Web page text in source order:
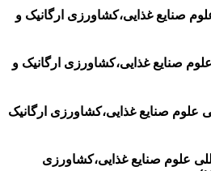
صنایع غذایی،کشاورزی ارگانیک و
صنایع غذایی،کشاورزی ارگانیک و
علوم صنایع غذایی،کشاورزی ارگانیک
علوم صنایع غذایی،کشاورزی